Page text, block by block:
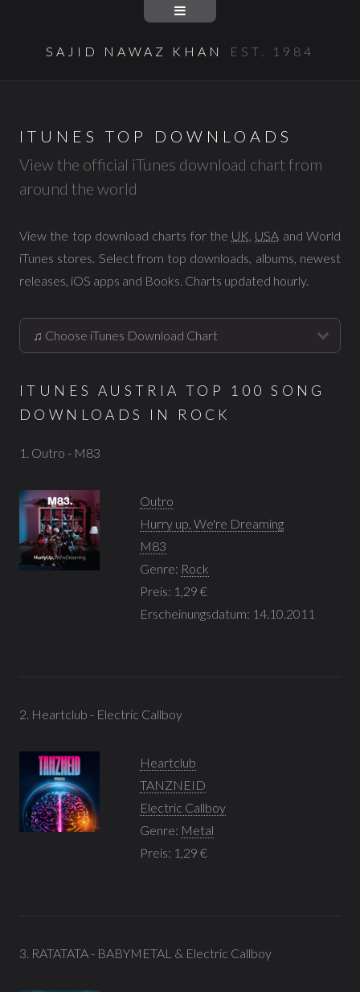
SAJID NAWAZ KHAN EST. 1984
ITUNES TOP DOWNLOADS
View the official iTunes download chart from
around the world
View the top download charts for the UK, USA and World
iTunes stores. Select from top downloads, albums, newest
releases, iOS apps and Books. Charts updated hourly.
ITUNES AUSTRIA TOP 100 SONG
DOWNLOADS IN ROCK
1. Outro - M83
Outro
Hurry up, We're Dreaming
M83
Genre: Rock
Preis: 1,29 €
Erscheinungsdatum: 14.10.2011
2. Heartclub - Electric Callboy
Heartclub
TANZNEID
Electric Callboy
Genre: Metal
Preis: 1,29 €
3. RATATATA - BABYMETAL & Electric Callboy